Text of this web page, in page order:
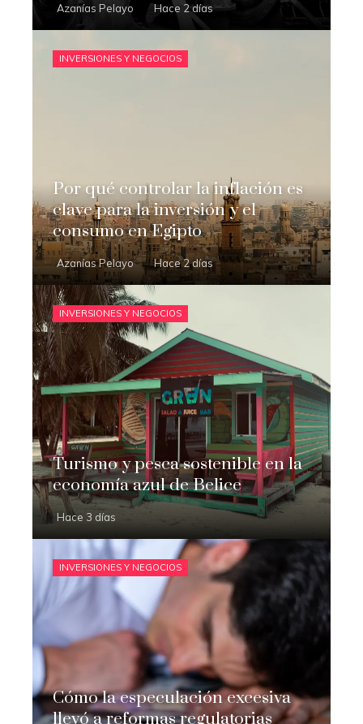
Azanías Pelayo Hace 2 días
INVERSIONES Y NEGOCIOS
Por qué controlar la inflación es
clave para la inversión y el
consumo en Egipto
Azanías Pelayo Hace 2 días
INVERSIONES Y NEGOCIOS
Turismo y pesca sostenible en la
economía azul de Belice
Hace 3 días
INVERSIONES Y NEGOCIOS
Cómo la especulación excesiva
llevó a reformas regulatorias